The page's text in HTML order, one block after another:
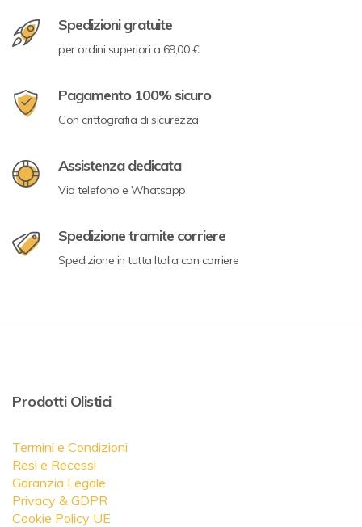
Spedizioni gratuite
per ordini superiori a 69,00 €
Pagamento 100% sicuro
Con crittografia di sicurezza
Assistenza dedicata
Via telefono e Whatsapp
Spedizione tramite corriere
Spedizione in tutta Italia con corriere
Prodotti Olistici
Termini e Condizioni
Resi e Recessi
Garanzia Legale
Privacy & GDPR
Cookie Policy UE